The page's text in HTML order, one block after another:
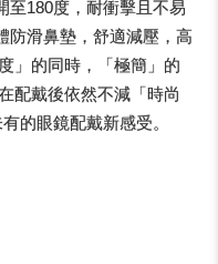
至180度，耐衝擊且不易
防滑鼻墊，舒適減壓，高
」的同時，「極簡」的
配戴後依然不減「時尚
的眼鏡配戴新感受。